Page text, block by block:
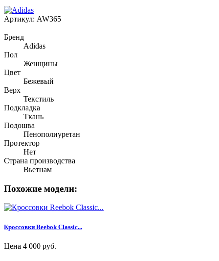
Артикул: AW365
Бренд
Adidas
Пол
Женщины
Цвет
Бежевый
Верх
Текстиль
Подкладка
Ткань
Подошва
Пенополиуретан
Протектор
Нет
Страна производства
Вьетнам
Похожие модели:
Кроссовки Reebok Classic...
Цена 4 000 руб.